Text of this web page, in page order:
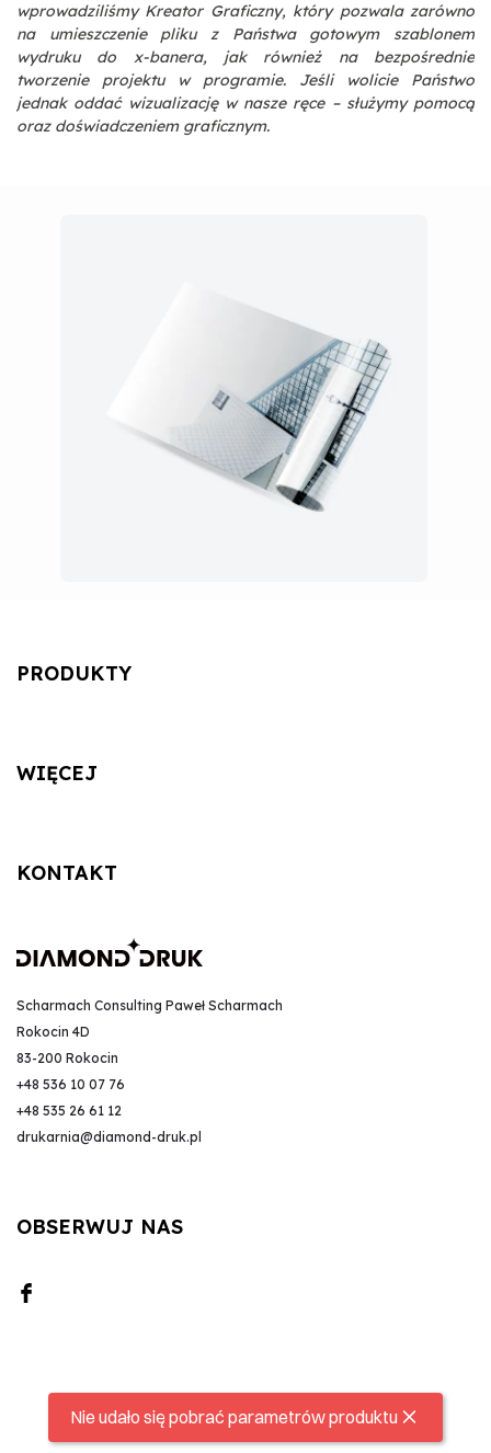
Nie udało się pobrać parametrów produktu
wprowadziliśmy Kreator Graficzny, który pozwala zarówno
na umieszczenie pliku z Państwa gotowym szablonem
wydruku do x-banera, jak również na bezpośrednie
tworzenie projektu w programie. Jeśli wolicie Państwo
jednak oddać wizualizację w nasze ręce – służymy pomocą
oraz doświadczeniem graficznym.
PRODUKTY
WIĘCEJ
KONTAKT
Scharmach Consulting Paweł Scharmach
Rokocin 4D
83-200 Rokocin
+48 536 10 07 76
+48 535 26 61 12
drukarnia@diamond-druk.pl
OBSERWUJ NAS